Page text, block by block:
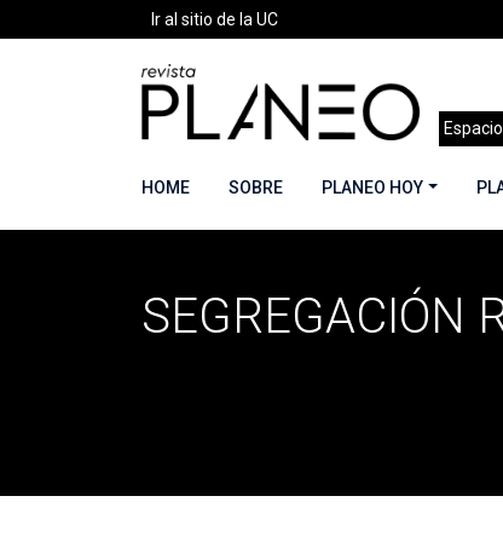
Ir al sitio de la UC
HOME SOBRE PLANEO HOY
Portada»segregación residencial
SEGREGACIÓN